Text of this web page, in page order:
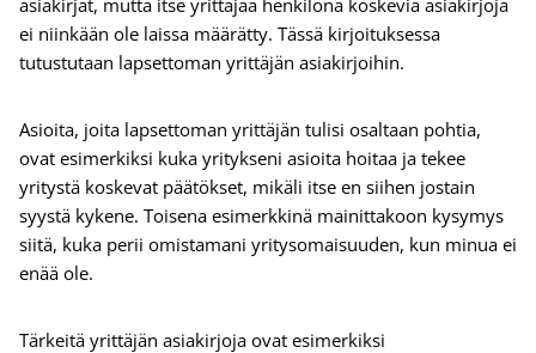
asiakirjat, mutta itse yrittäjää henkilönä koskevia asiakirjoja
ei niinkään ole laissa määrätty. Tässä kirjoituksessa
tutustutaan lapsettoman yrittäjän asiakirjoihin.
Asioita, joita lapsettoman yrittäjän tulisi osaltaan pohtia,
ovat esimerkiksi kuka yritykseni asioita hoitaa ja tekee
yritystä koskevat päätökset, mikäli itse en siihen jostain
syystä kykene. Toisena esimerkkinä mainittakoon kysymys
siitä, kuka perii omistamani yritysomaisuuden, kun minua ei
enää ole.
Tärkeitä yrittäjän asiakirjoja ovat esimerkiksi